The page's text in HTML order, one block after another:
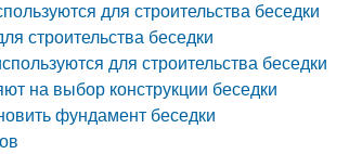
для строительства беседки
строительства беседки
для строительства беседки
на выбор конструкции беседки
фундамент беседки